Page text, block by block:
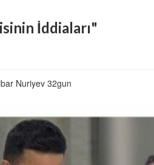
İddiaları"
Nuriyev 32gun